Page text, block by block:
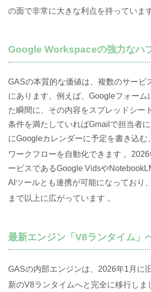
の面で非常に大きな利点を持っていま
Google Workspaceの強力なハ
GASの本質的な価値は、複数のサービ
にあります。例えば、Googleフォーム
た瞬間に、その内容をスプレッドシー
条件を満たしていればGmailで担当者
にGoogleカレンダーに予定を書き込む
ワークフローを自動化できます 。
ービスであるGoogle Vidsや
AIツールとも連携が可能になっており
まで以上に広がっています 。
最新エンジン「V8ランタイム」
GASの内部エンジンは、2026年1月に
新のV8ランタイムへと完全に移行しま